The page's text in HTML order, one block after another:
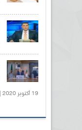
19 أكتوبر 2020 |